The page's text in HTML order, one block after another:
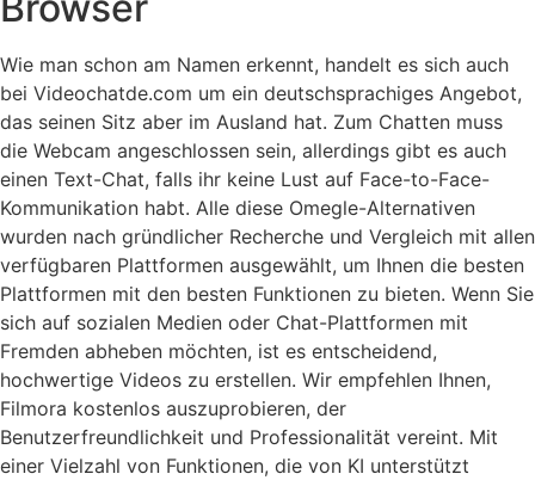
Wie man schon am Namen erkennt, handelt es sich auch
bei Videochatde.com um ein deutschsprachiges Angebot,
das seinen Sitz aber im Ausland hat. Zum Chatten muss
die Webcam angeschlossen sein, allerdings gibt es auch
einen Text-Chat, falls ihr keine Lust auf Face-to-Face-
Kommunikation habt. Alle diese Omegle-Alternativen
wurden nach gründlicher Recherche und Vergleich mit allen
verfügbaren Plattformen ausgewählt, um Ihnen die besten
Plattformen mit den besten Funktionen zu bieten. Wenn Sie
sich auf sozialen Medien oder Chat-Plattformen mit
Fremden abheben möchten, ist es entscheidend,
hochwertige Videos zu erstellen. Wir empfehlen Ihnen,
Filmora kostenlos auszuprobieren, der
Benutzerfreundlichkeit und Professionalität vereint. Mit
einer Vielzahl von Funktionen, die von KI unterstützt